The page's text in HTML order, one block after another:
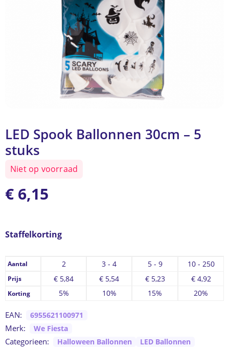
LED Spook Ballonnen 30cm – 5
stuks
Niet op voorraad
€ 6,15
Staffelkorting
Aantal 2 3 - 4 5 - 9 10 - 250
Prijs € 5,84 € 5,54 €5,23 €4,92
Korting 5% 10% 15% 20%
EAN: 6955621100971
Merk: We Fiesta
Categorieen: Halloween Ballonnen LED Ballonnen